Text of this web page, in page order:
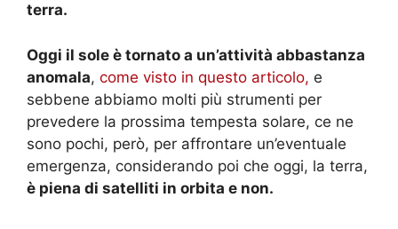
terra.
Oggi il sole è tornato a un’attività abbastanza
anomala, come visto in questo articolo, e
sebbene abbiamo molti più strumenti per
prevedere la prossima tempesta solare, ce ne
sono pochi, però, per affrontare un’eventuale
emergenza, considerando poi che oggi, la terra,
è piena di satelliti in orbita e non.